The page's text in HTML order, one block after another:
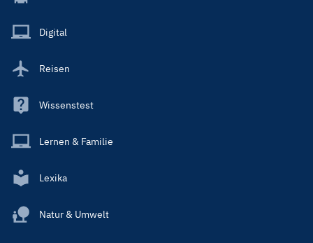
Main
Digital
Reisen
Wissenstest
Lernen & Familie
Lexika
Natur & Umwelt